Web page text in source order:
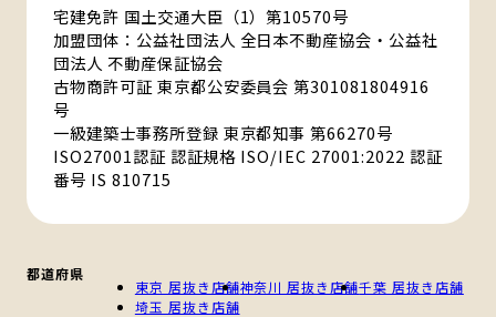
宅建免許 国土交通大臣（1）第10570号
加盟団体：公益社団法人 全日本不動産協会・公益社
団法人 不動産保証協会
古物商許可証 東京都公安委員会 第301081804916
号
一級建築士事務所登録 東京都知事 第66270号
ISO27001認証 認証規格 ISO/IEC 27001:2022 認証
番号 IS 810715
都道府県
東京 居抜き店舗神奈川 居抜き店舗千葉 居抜き店舗
埼玉 居抜き店舗